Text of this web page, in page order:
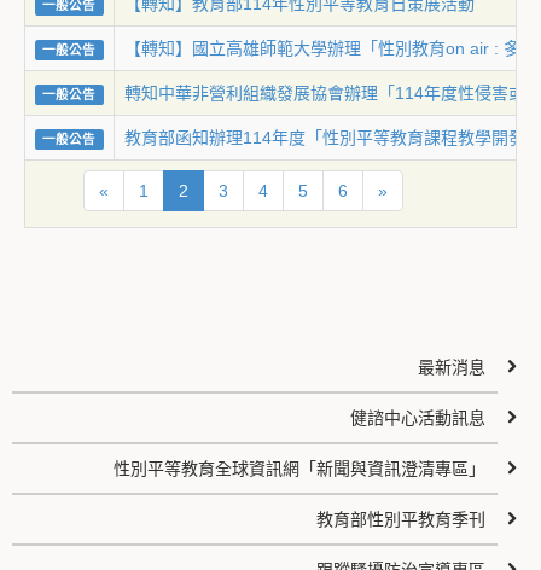
一般公告
一般公告 【轉知】國立高雄師範大學辦理「性別教育on air : 多
一般公告 轉知中華非營利組織發展協會辦理「114年度性侵害或
一般公告 教育部函知辦理114年度「性別平等教育課程教學開發
« 1 2 3 4 5 6 »
最新消息
健諮中心活動訊息
性別平等教育全球資訊網「新聞與資訊澄清專區」
教育部性別平教育季刊